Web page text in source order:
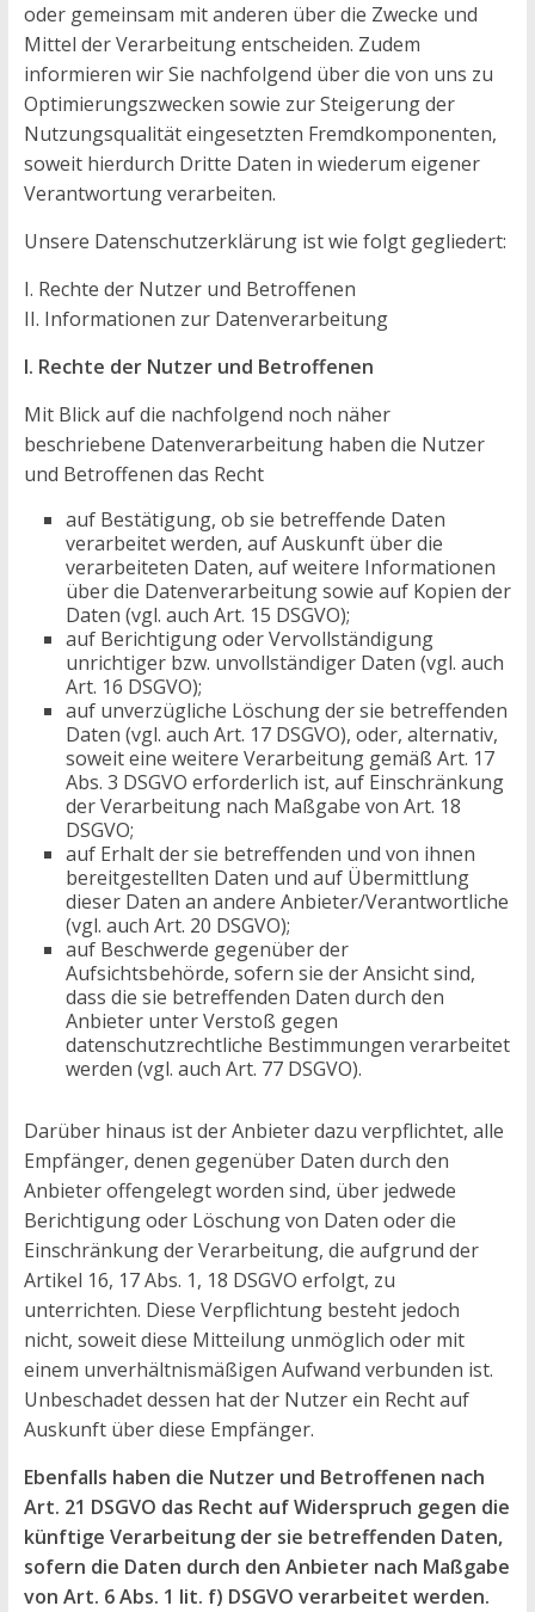
oder gemeinsam mit anderen über die Zwecke und
Mittel der Verarbeitung entscheiden. Zudem
informieren wir Sie nachfolgend über die von uns zu
Optimierungszwecken sowie zur Steigerung der
Nutzungsqualität eingesetzten Fremdkomponenten,
soweit hierdurch Dritte Daten in wiederum eigener
Verantwortung verarbeiten.
Unsere Datenschutzerklärung ist wie folgt gegliedert:
I. Rechte der Nutzer und Betroffenen
II. Informationen zur Datenverarbeitung
I. Rechte der Nutzer und Betroffenen
Mit Blick auf die nachfolgend noch näher
beschriebene Datenverarbeitung haben die Nutzer
und Betroffenen das Recht
auf Bestätigung, ob sie betreffende Daten
verarbeitet werden, auf Auskunft über die
verarbeiteten Daten, auf weitere Informationen
über die Datenverarbeitung sowie auf Kopien der
Daten (vgl. auch Art. 15 DSGVO);
auf Berichtigung oder Vervollständigung
unrichtiger bzw. unvollständiger Daten (vgl. auch
Art. 16 DSGVO);
auf unverzügliche Löschung der sie betreffenden
Daten (vgl. auch Art. 17 DSGVO), oder, alternativ,
soweit eine weitere Verarbeitung gemäß Art. 17
Abs. 3 DSGVO erforderlich ist, auf Einschränkung
der Verarbeitung nach Maßgabe von Art. 18
DSGVO;
auf Erhalt der sie betreffenden und von ihnen
bereitgestellten Daten und auf Übermittlung
dieser Daten an andere Anbieter/Verantwortliche
(vgl. auch Art. 20 DSGVO);
auf Beschwerde gegenüber der
Aufsichtsbehörde, sofern sie der Ansicht sind,
dass die sie betreffenden Daten durch den
Anbieter unter Verstoß gegen
datenschutzrechtliche Bestimmungen verarbeitet
werden (vgl. auch Art. 77 DSGVO).
Darüber hinaus ist der Anbieter dazu verpflichtet, alle
Empfänger, denen gegenüber Daten durch den
Anbieter offengelegt worden sind, über jedwede
Berichtigung oder Löschung von Daten oder die
Einschränkung der Verarbeitung, die aufgrund der
Artikel 16, 17 Abs. 1, 18 DSGVO erfolgt, zu
unterrichten. Diese Verpflichtung besteht jedoch
nicht, soweit diese Mitteilung unmöglich oder mit
einem unverhältnismäßigen Aufwand verbunden ist.
Unbeschadet dessen hat der Nutzer ein Recht auf
Auskunft über diese Empfänger.
Ebenfalls haben die Nutzer und Betroffenen nach
Art. 21 DSGVO das Recht auf Widerspruch gegen die
künftige Verarbeitung der sie betreffenden Daten,
sofern die Daten durch den Anbieter nach Maßgabe
von Art. 6 Abs. 1 lit. f) DSGVO verarbeitet werden.